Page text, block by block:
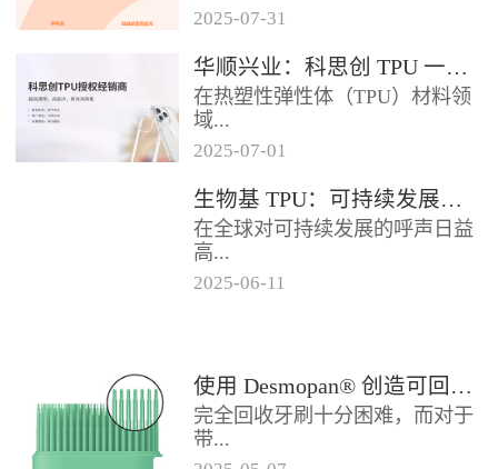
25年第二季度业绩在充满挑战的
经济环境中公布。美国进口关税
的意外上调，对部分重点客户行
业...
2025-07-31
华顺兴业：科思创 TPU 一级代理商，优质 TPU 材料供应专家
在热塑性弹性体（TPU）材料领
域...
，华顺兴业凭借专业实力与行业
积淀，成为科思创 TPU 授权经销
商，为市场提供高品质的TP...
2025-07-01
生物基 TPU：可持续发展的材料新贵
在全球对可持续发展的呼声日益
高...
TP...
2025-06-11
使用 Desmopan® 创造可回收的热塑性聚氨酯牙刷头
完全回收牙刷十分困难，而对于
带...